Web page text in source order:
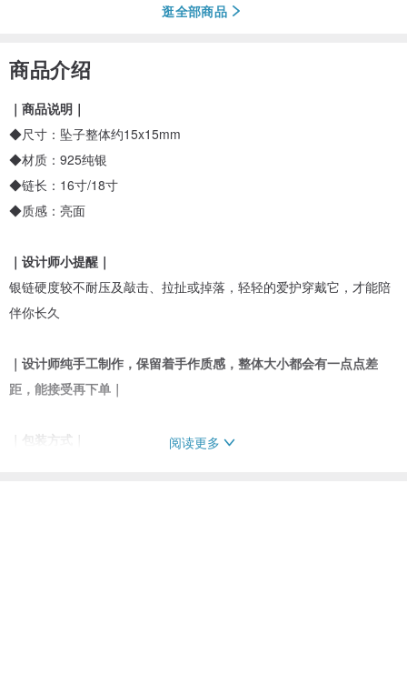
逛全部商品
商品介绍
｜商品说明｜
◆尺寸：坠子整体约15x15mm
◆材质：925纯银
◆链长：16寸/18寸
◆质感：亮面
｜设计师小提醒｜
银链硬度较不耐压及敲击、拉扯或掉落，轻轻的爱护穿戴它，才能陪
伴你长久
｜设计师纯手工制作，保留着手作质感，整体大小都会有一点点差
距，能接受再下单｜
｜包装方式｜
阅读更多